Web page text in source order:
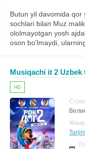
Butun yil davomida
sochlari bilan Muz
ololmayotgan yosh
oson bo'lmaydi,
Musiqachi it 2
HD
Жанр